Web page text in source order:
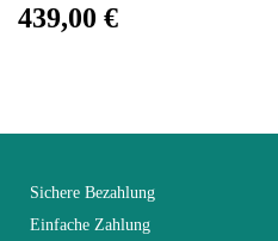
Stapelbar
Fest
439,00 €
Sichere Bezahlung
Einfache Zahlung